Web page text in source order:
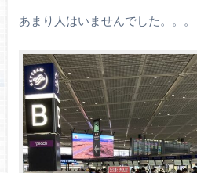
あまり人はいませんでした。。。